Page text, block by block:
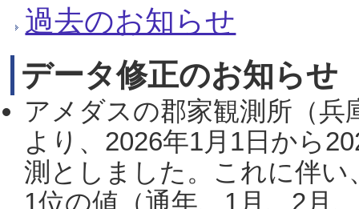
過去のお知らせ
データ修正のお知らせ
アメダスの郡家観測所（
より、2026年1月1日から
測としました。これに伴い
1位の値（通年、1月、2月